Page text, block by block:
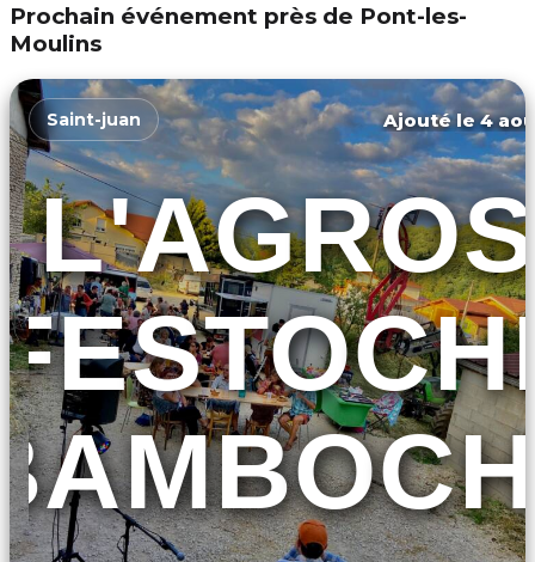
Prochain événement près de Pont-les-
Moulins
Saint-juan Ajouté le 4
L'AGROS